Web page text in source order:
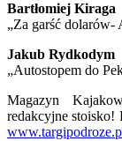
Bartłomiej Kiraga
„Za garść dolarów-
Jakub Rydkodym
„Autostopem do
Magazyn
redakcyjne stoisko!